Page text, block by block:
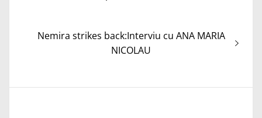
Articolul
Nemira strikes back:Interviu cu ANA MARIA
NICOLAU